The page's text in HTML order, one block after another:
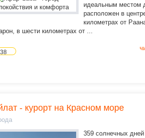
идеальным местом
расположен в
километрах от
в шести километрах от ...
38
- курорт на Красном море
359 солнечных дней